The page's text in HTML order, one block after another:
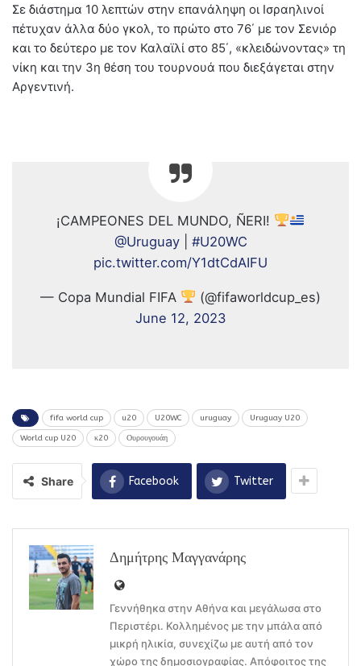
Σε διάστημα 10 λεπτών στην επανάληψη οι Ισραηλινοί
πέτυχαν άλλα δύο γκολ, το πρώτο στο 76΄ με τον Σενιόρ
και το δεύτερο με τον Καλαϊλί στο 85΄, «κλειδώνοντας» τη
νίκη και την 3η θέση του τουρνουά που διεξάγεται στην
Αργεντινή.
¡CAMPEONES DEL MUNDO, ÑERI!
@Uruguay| #U20WC
pic.twitter.com/Y1dtCdAIFU
— Copa Mundial FIFA
(@fifaworldcup_es)
June 12, 2023
fifa world cup u20 U20WC uruguay Uruguay U20
World cup U20 κ20 Ουρουγουάη
Share Facebook Twitter
Δημήτρης Μαγγανάρης
Γεννήθηκα στην Αθήνα και μεγάλωσα στο
Περιστέρι. Κολλημένος με την μπάλα από
μικρή ηλικία, συνεχίζω με αυτή από τον
χώρο της δημοσιογραφίας. Απόφοιτος της